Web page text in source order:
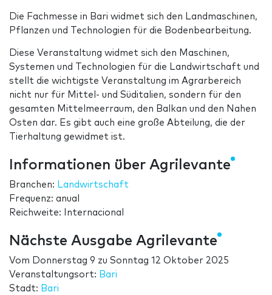
Die Fachmesse in Bari widmet sich den Landmaschinen,
Pflanzen und Technologien für die Bodenbearbeitung.
Diese Veranstaltung widmet sich den Maschinen,
Systemen und Technologien für die Landwirtschaft und
stellt die wichtigste Veranstaltung im Agrarbereich
nicht nur für Mittel- und Süditalien, sondern für den
gesamten Mittelmeerraum, den Balkan und den Nahen
Osten dar. Es gibt auch eine große Abteilung, die der
Tierhaltung gewidmet ist.
Informationen über Agrilevante
Branchen: Landwirtschaft
Frequenz: anual
Reichweite: Internacional
Nächste Ausgabe Agrilevante
Vom Donnerstag 9 zu Sonntag 12 Oktober 2025
Veranstaltungsort: Bari
Stadt: Bari